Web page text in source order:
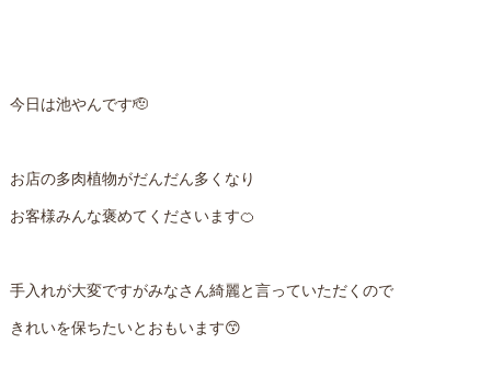
今日は池やんです🫡
お店の多肉植物がだんだん多くなり
お客様みんな褒めてくださいます🍊
手入れが大変ですがみなさん綺麗と言っていただくので
きれいを保ちたいとおもいます😙